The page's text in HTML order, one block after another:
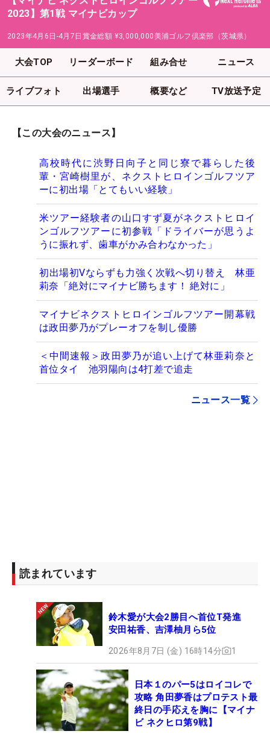
2023】第1戦 マイナビカップ
2023年4月6日-4月7日 賞金総額 ¥3,000,000美浦ゴルフ倶楽部（茨城県）
大会TOP リーダーボード 組み合せ ニュース
ライブフォト 出場選手 概要など TV放送予定
【この大会のニュース】
高校時代に渋野日向子と同じ寮で暮らした後
輩・宮崎樹里が、ネクストヒロインゴルフツア
ーに初出場「とてもいい経験」
米ツアー経験者の山口すず夏がネクストヒロイ
ンゴルフツアーに初参戦「ドライバーが思うよ
うに振れず、歯車がかみ合わなかった」
初出場初Vならずも力強く次戦へ切り替え 林亜
莉奈「絶対にマイナビ勝ちます！ 絶対に」
マイナビネクストヒロインゴルフツアー開幕戦
は政田夢乃がプレーオフを制し優勝
＜中間速報＞政田夢乃が追い上げて林亜莉奈と
首位タイ 池羽陽向は4打差で追走
ニュース一覧
読まれています
鈴木愛が大会2勝目へ首位T発進
安田祐香、吉澤柚月ら5位
2026年8月7日 (金) 16時14分 1
日本１のパー5はロイコレで
攻略 角田夢香はプロテスト最
終日の手応えを胸に【マイナ
ビ ネクヒロ第9戦】